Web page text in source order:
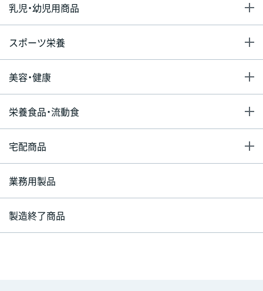
乳児・幼児用商品
スポーツ栄養
美容・健康
栄養食品・流動食
宅配商品
業務用製品
製造終了商品